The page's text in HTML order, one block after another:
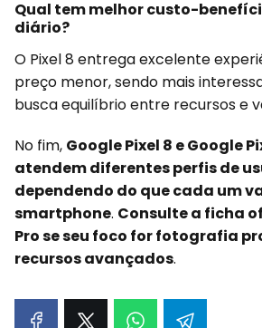
Qual tem melhor custo-
diário?
O Pixel 8 entrega excelente
preço menor, sendo mais
busca equilíbrio entre recursos e
No fim, Google Pixel 8 e Google
atendem diferentes perfis de
dependendo do que cada um
smartphone. Consulte a ficha
Pro se seu foco for fotografia
recursos avançados.